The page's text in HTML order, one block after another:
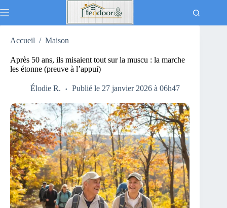
au
Accueil / Maison
Après 50 ans, ils misaient tout sur la muscu : la marche
les étonne (preuve à l’appui)
Élodie R. Publié le 27 janvier 2026 à 06h47